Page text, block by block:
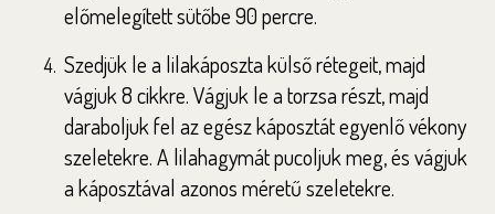
előmelegített sütőbe 90 percre.
Szedjük le a lilakáposzta külső rétegeit, majd
vágjuk 8 cikkre. Vágjuk le a torzsa részt, majd
daraboljuk fel az egész káposztát egyenlő vékony
szeletekre. A lilahagymát pucoljuk meg, és vágjuk
a káposztával azonos méretű szeletekre.